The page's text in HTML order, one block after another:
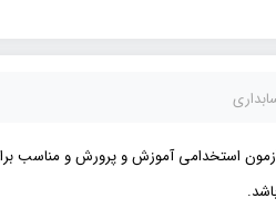
استخدامی آموزش و پرورش و مناسب